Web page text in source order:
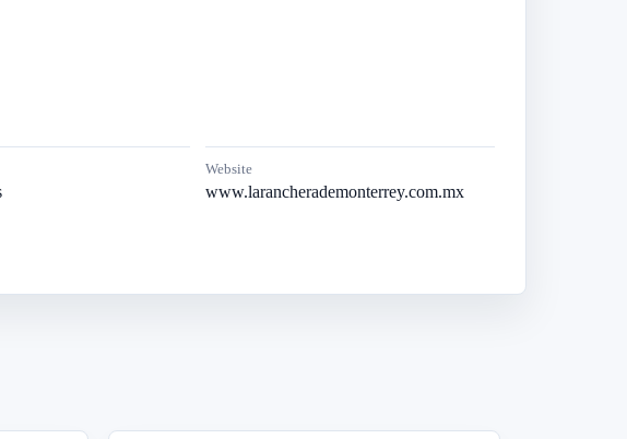
Website
www.larancherademonterrey.com.mx